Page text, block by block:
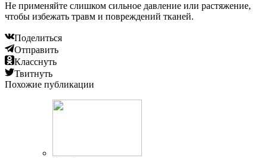
Не применяйте слишком сильное давление или растяжение,
чтобы избежать травм и повреждений тканей.
Поделиться
Отправить
Класснуть
Твитнуть
Похожие публикации